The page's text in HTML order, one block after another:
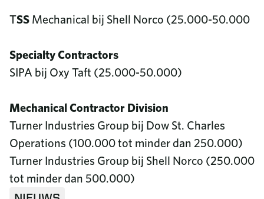
TSS Mechanical bij Shell Norco (25.000-50.000
Specialty Contractors
SIPA bij Oxy Taft (25.000-50.000)
Mechanical Contractor Division
Turner Industries Group bij Dow St. Charles
Operations (100.000 tot minder dan 250.000)
Turner Industries Group bij Shell Norco (250.000
tot minder dan 500.000)